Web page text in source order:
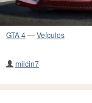
GTA 4—Veículos
milcin7